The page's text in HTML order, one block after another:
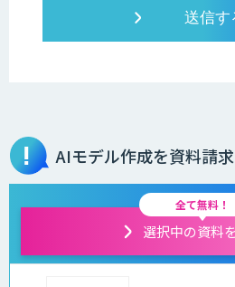
AIモデル作成を資料請求
全て無料！
選択中の資料